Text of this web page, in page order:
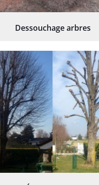
Dessouchage arbres